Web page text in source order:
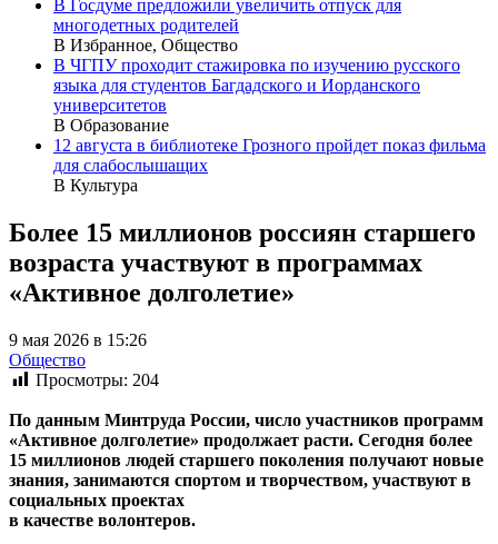
В Госдуме предложили увеличить отпуск для
многодетных родителей
В Избранное, Общество
В ЧГПУ проходит стажировка по изучению русского
языка для студентов Багдадского и Иорданского
университетов
В Образование
12 августа в библиотеке Грозного пройдет показ фильма
для слабослышащих
В Культура
Более 15 миллионов россиян старшего
возраста участвуют в программах
«Активное долголетие»
9 мая 2026 в 15:26
Общество
Просмотры: 204
По данным Минтруда России, число участников программ
«Активное долголетие» продолжает расти. Сегодня более
15 миллионов людей старшего поколения получают новые
знания, занимаются спортом и творчеством, участвуют в
социальных проектах
в качестве волонтеров.